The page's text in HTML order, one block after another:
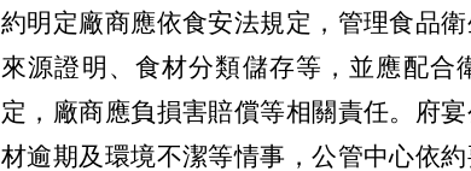
約明定廠商應依食安法規定，管理食品
來源證明、食材分類儲存等，並應配合
定，廠商應負損害賠償等相關責任。府
材逾期及環境不潔等情事，公管中心依